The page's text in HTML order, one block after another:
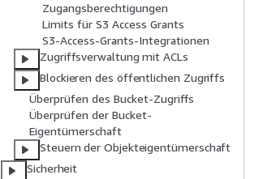
Zugangsberechtigungen
Limits für S3 Access Grants
S3-Access-Grants-Integrationen
Zugriffsverwaltung mit ACLs
Blockieren des öffentlichen Zugriffs
Überprüfen des Bucket-Zugriffs
Überprüfen der Bucket-
Eigentümerschaft
Steuern der Objekteigentümerschaft
Sicherheit